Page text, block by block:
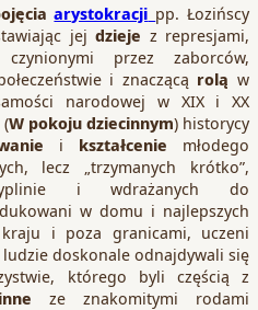
arystokracji pp. Łozińscy
jejdzieje z represjami,
przez zaborców,
i znaczącą rolą w
narodowej w XIX i XX
W pokoju dziecinnym) historycy
i kształcenie młodego
lecz „trzymanych krótko”,
i wdrażanych do
w domu i najlepszych
i poza granicami, uczeni
ludzie doskonale odnajdywali się
którego byli częścią z
ze znakomitymi rodami